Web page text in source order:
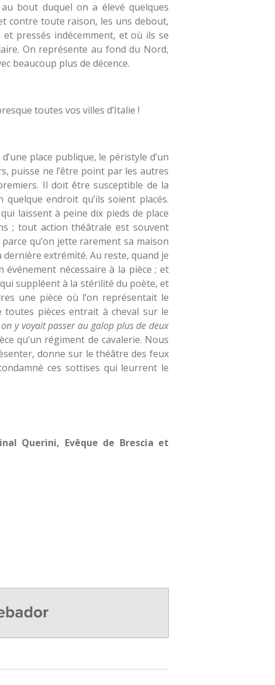
bout duquel on a élevé quelques
contre toute raison, les uns debout,
pressés indécemment, et où ils se
On représente au fond du Nord,
beaucoup plus de décence.
toutes vos villes d’Italie !
place publique, le péristyle d’un
puisse ne l’être point par les autres
Il doit être susceptible de la
endroit qu’ils soient placés.
laissent à peine dix pieds de place
; tout action théâtrale est souvent
qu’on jette rarement sa maison
dernière extrémité. Au reste, quand je
événement nécessaire à la pièce ; et
suppléent à la stérilité du poète, et
une pièce où l’on représentait le
toutes pièces entrait à cheval sur le
y voyait passer au galop plus de deux
qu’un régiment de cavalerie. Nous
donne sur le théâtre des feux
ces sottises qui leurrent le
Querini, Evêque de Brescia et